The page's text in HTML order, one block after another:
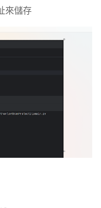
來儲存